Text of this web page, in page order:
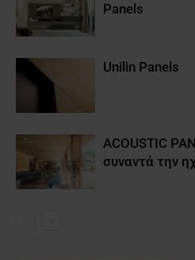
Panels
Unilin Panels
ACOUSTIC
συναντά την